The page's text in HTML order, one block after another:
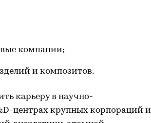
компании;
и композитов.
карьеру в научно-
центрах крупных корпораций и